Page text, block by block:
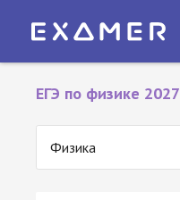
ЕГЭ по физике 2027
Физика